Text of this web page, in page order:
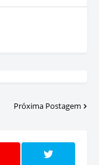
Próxima Postagem